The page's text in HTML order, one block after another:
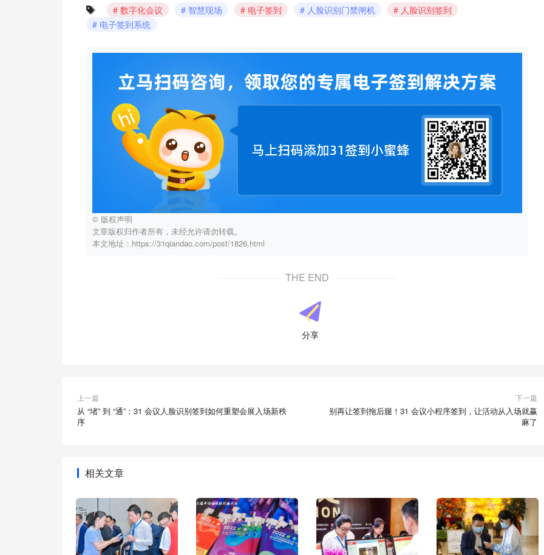
数字化会议 智慧现场 电子签到 人脸识别门禁闸机
人脸识别签到
电子签到系统
© 版权声明
文章版权归作者所有，未经允许请勿转载。
本文地址：https://31qiandao.com/post/1826.html
THE END
分享
上一篇
从 “堵” 到 “通”：31 会议人脸识别签到如何重塑会展入场新秩
序
下一篇
别再让签到拖后腿！31 会议小程序签到，让活动从入场就赢
麻了
相关文章